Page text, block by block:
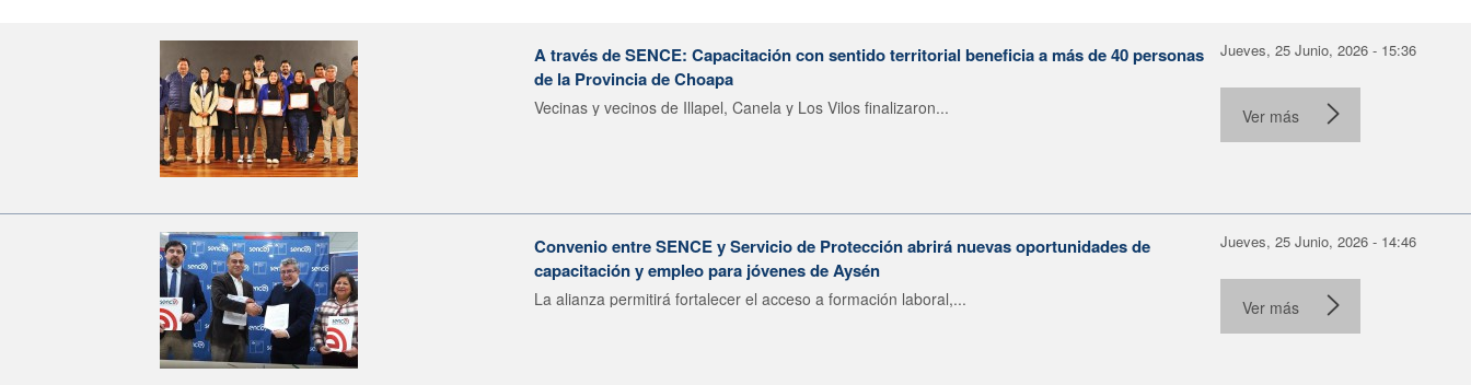
A través de SENCE: Capacitación con sentido territorial beneficia a más de 40 personas
de la Provincia de Choapa
Vecinas y vecinos de Illapel, Canela y Los Vilos finalizaron...
Jueves, 25 Junio, 2026 - 15:36
Ver más
Convenio entre SENCE y Servicio de Protección abrirá nuevas oportunidades de
capacitación y empleo para jóvenes de Aysén
La alianza permitirá fortalecer el acceso a formación laboral,...
Jueves, 25 Junio, 2026 - 14:46
Ver más